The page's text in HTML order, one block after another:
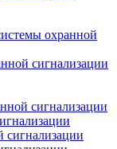
охранной
сигнализации
сигнализации
сигнализации